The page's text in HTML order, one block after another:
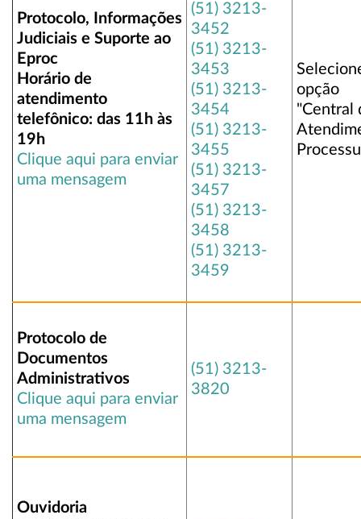
Protocolo, Informações
Judiciais e Suporte ao
Eproc
Horário de
atendimento
telefônico: das 11h às
19h
Clique aqui para enviar
uma mensagem
(51) 3213-
3452
(51) 3213-
3453
(51) 3213-
3454
(51) 3213-
3455
(51) 3213-
3457
(51) 3213-
3458
(51) 3213-
3459
opção
"Central
Protocolo de
Documentos
Administrativos
Clique aqui para enviar
uma mensagem
(51) 3213-
3820
Ouvidoria